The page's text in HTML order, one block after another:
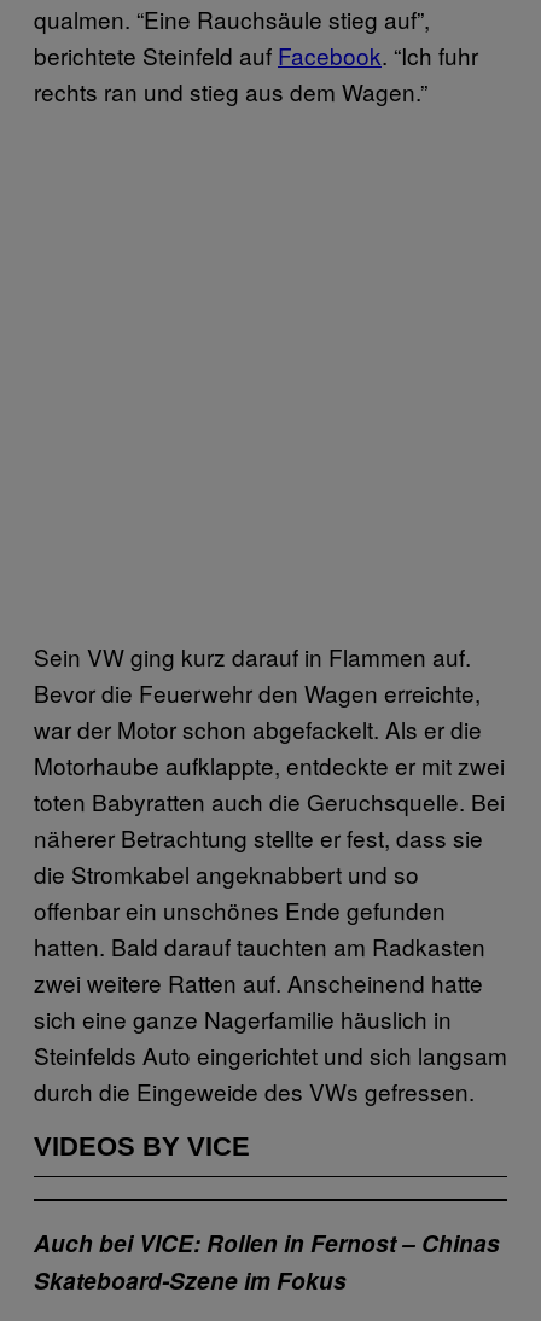
qualmen. “Eine Rauchsäule stieg auf”,
berichtete Steinfeld auf Facebook. “Ich fuhr
rechts ran und stieg aus dem Wagen.”
Sein VW ging kurz darauf in Flammen auf.
Bevor die Feuerwehr den Wagen erreichte,
war der Motor schon abgefackelt. Als er die
Motorhaube aufklappte, entdeckte er mit zwei
toten Babyratten auch die Geruchsquelle. Bei
näherer Betrachtung stellte er fest, dass sie
die Stromkabel angeknabbert und so
offenbar ein unschönes Ende gefunden
hatten. Bald darauf tauchten am Radkasten
zwei weitere Ratten auf. Anscheinend hatte
sich eine ganze Nagerfamilie häuslich in
Steinfelds Auto eingerichtet und sich langsam
durch die Eingeweide des VWs gefressen.
VIDEOS BY VICE
Auch bei VICE: Rollen in Fernost – Chinas
Skateboard-Szene im Fokus